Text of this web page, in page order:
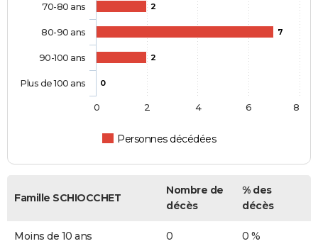
2
7
2
0
Personnes décédées
70-80 ans
80-90 ans
90-100 ans
Plus de 100 ans
0 2 4 6 8
Famille SCHIOCCHET
Nombre de
décès
% des
décès
Moins de 10 ans 0 0 %